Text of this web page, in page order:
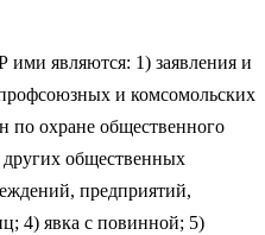
являются: 1) заявления и
и комсомольских
охране общественного
общественных
предприятий,
4) явка с повинной; 5)